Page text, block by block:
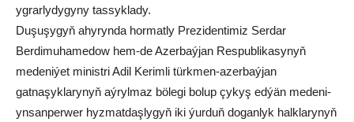
ygrarlydygyny tassyklady.
Duşuşygyň ahyrynda hormatly Prezidentimiz Serdar
Berdimuhamedow hem-de Azerbaýjan Respublikasynyň
medeniýet ministri Adil Kerimli türkmen-azerbaýjan
gatnaşyklarynyň aýrylmaz bölegi bolup çykyş edýän medeni-
ynsanperwer hyzmatdaşlygyň iki ýurduň doganlyk halklarynyň